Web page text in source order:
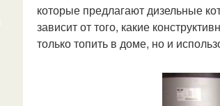
которые предлагают дизельные
зависит от того, какие
только топить в доме, но и